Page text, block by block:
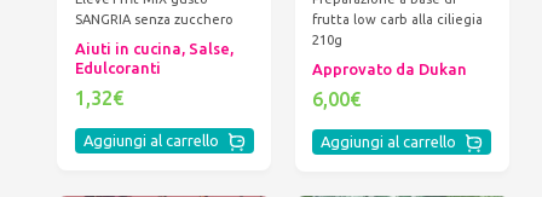
SANGRIA senza zucchero
Aiuti in cucina, Salse,
Edulcoranti
1,32€
Aggiungi al carrello
frutta low carb alla ciliegia
210g
Approvato da Dukan
6,00€
Aggiungi al carrello